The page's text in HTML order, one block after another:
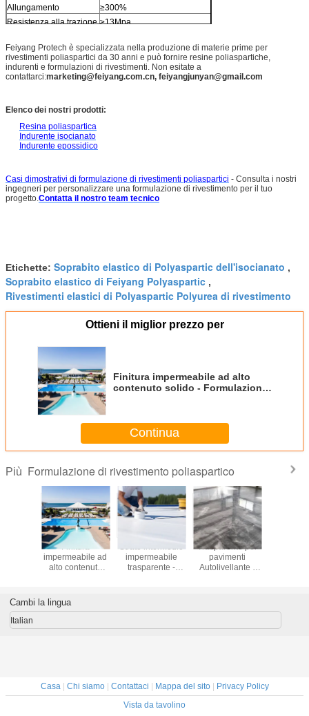
Allungamento
≥300%
Resistenza alla trazione ≥13Mpa
Feiyang Protech è specializzata nella produzione di materie prime per
rivestimenti poliaspartici da 30 anni e può fornire resine poliaspartiche,
indurenti e formulazioni di rivestimenti. Non esitate a
contattarci:marketing@feiyang.com.cn, feiyangjunyan@gmail.com
Elenco dei nostri prodotti:
Resina poliaspartica
Indurente isocianato
Indurente epossidico
Casi dimostrativi di formulazione di rivestimenti poliaspartici - Consulta i nostri
ingegneri per personalizzare una formulazione di rivestimento per il tuo
progetto.Contatta il nostro team tecnico
Etichette: Soprabito elastico di Polyaspartic dell'isocianato ,
Soprabito elastico di Feiyang Polyaspartic ,
Rivestimenti elastici di Polyaspartic Polyurea di rivestimento
Ottieni il miglior prezzo per
Finitura impermeabile ad alto
contenuto solido - Formulazione
Continua
Più Formulazione di rivestimento poliaspartico
Finitura
impermeabile ad
alto contenuto
rivestimento
poliaspartico
Strato intermedio
impermeabile
trasparente -
Trasparente per
pavimenti
Autolivellante -
Cambi la lingua
Italian
Casa| Chi siamo| Contattaci | Mappa del sito| Privacy Policy
Vista da tavolino